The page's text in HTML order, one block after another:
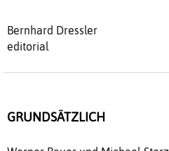
Bernhard Dressler
editorial
GRUNDSÄTZLICH